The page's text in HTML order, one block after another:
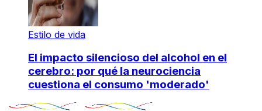
Estilo de vida
El impacto silencioso del alcohol en el
cerebro: por qué la neurociencia
cuestiona el consumo 'moderado'